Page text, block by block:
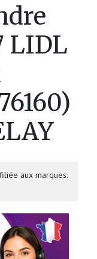
LIDL
aux marques.